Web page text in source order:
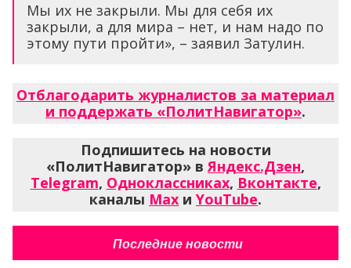
Мы их не закрыли. Мы для себя их
закрыли, а для мира – нет, и нам надо по
этому пути пройти», – заявил Затулин.
Отблагодарить журналистов за материал
и поддержать «ПолитНавигатор».
Подпишитесь на новости
«ПолитНавигатор» вЯндекс.Дзен,
Telegram, Одноклассниках, Вконтакте,
каналы Max и YouTube.
Последние новости